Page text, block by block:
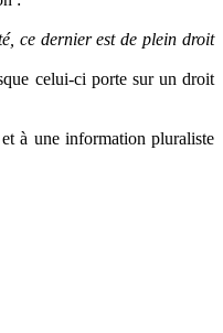
ce dernier est de plein droit
celui-ci porte sur un droit
à une information pluraliste